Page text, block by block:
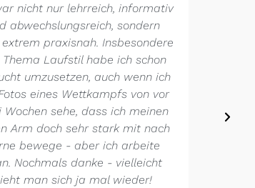
nicht nur lehrreich, informativ
abwechslungsreich, sondern
praxisnah. Insbesondere
Laufstil habe ich schon
umzusetzen, auch wenn ich
eines Wettkampfs von vor
Wochen sehe, dass ich meinen
Arm doch sehr stark mit nach
bewege - aber ich arbeite
Nochmals danke - vielleicht
man sich ja mal wieder!